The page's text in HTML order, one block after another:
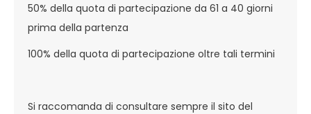
50% della quota di partecipazione da 61 a 40 giorni
prima della partenza
100% della quota di partecipazione oltre tali termini
Si raccomanda di consultare sempre il sito del